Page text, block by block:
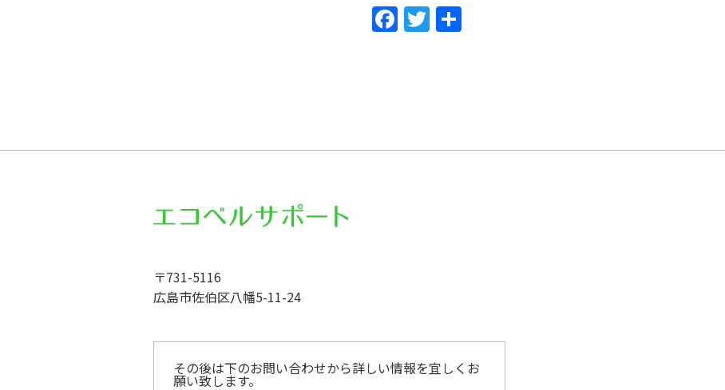
F
o
T
〒731-5116
広島市佐伯区八幡5-11-24
その後は下のお問い合わせから詳しい情報を宜しくお
願い致します。